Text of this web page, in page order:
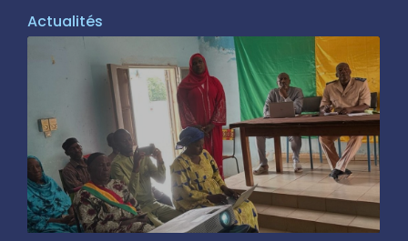
Actualités